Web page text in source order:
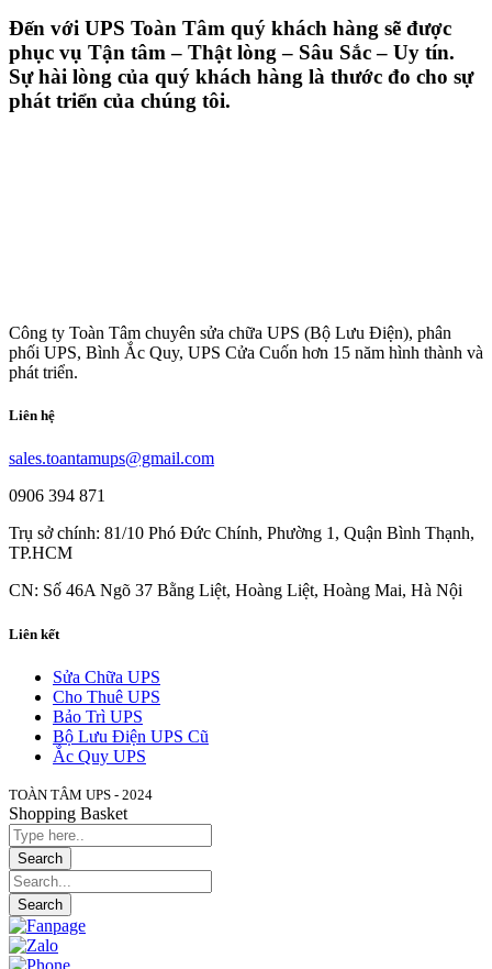
Đến với UPS Toàn Tâm quý khách hàng sẽ được
phục vụ Tận tâm – Thật lòng – Sâu Sắc – Uy tín.
Sự hài lòng của quý khách hàng là thước đo cho sự
phát triển của chúng tôi.
Công ty Toàn Tâm chuyên sửa chữa UPS (Bộ Lưu Điện), phân
phối UPS, Bình Ắc Quy, UPS Cửa Cuốn hơn 15 năm hình thành và
phát triển.
Liên hệ
sales.toantamups@gmail.com
0906 394 871
Trụ sở chính: 81/10 Phó Đức Chính, Phường 1, Quận Bình Thạnh,
TP.HCM
CN: Số 46A Ngõ 37 Bằng Liệt, Hoàng Liệt, Hoàng Mai, Hà Nội
Liên kết
Sửa Chữa UPS
Cho Thuê UPS
Bảo Trì UPS
Bộ Lưu Điện UPS Cũ
Ắc Quy UPS
TOÀN TÂM UPS - 2024
Shopping Basket